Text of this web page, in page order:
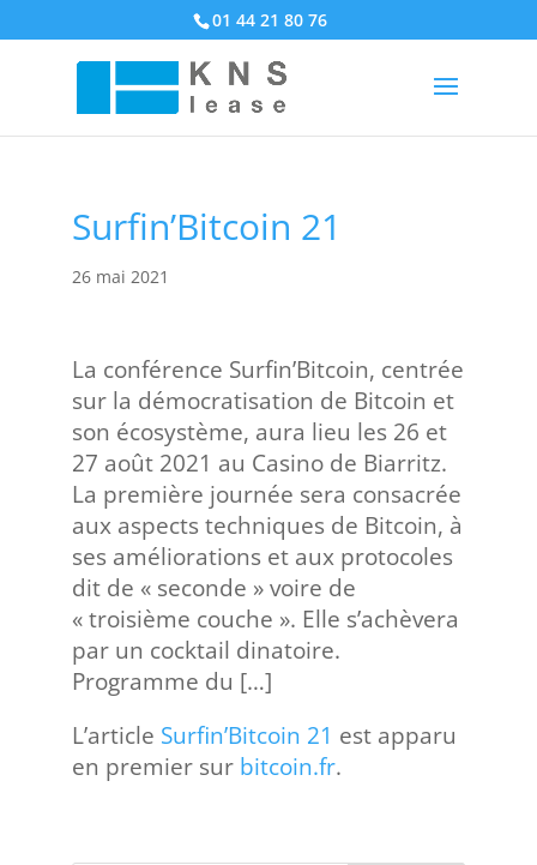
01 44 21 80 76
Surfin’Bitcoin 21
26 mai 2021
La conférence Surfin’Bitcoin, centrée
sur la démocratisation de Bitcoin et
son écosystème, aura lieu les 26 et
27 août 2021 au Casino de Biarritz.
La première journée sera consacrée
aux aspects techniques de Bitcoin, à
ses améliorations et aux protocoles
dit de « seconde » voire de
« troisième couche ». Elle s’achèvera
par un cocktail dinatoire.
Programme du […]
L’article Surfin’Bitcoin 21 est apparu
en premier sur bitcoin.fr.